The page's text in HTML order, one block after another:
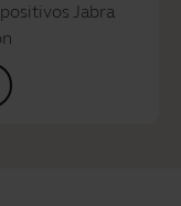
Jabra